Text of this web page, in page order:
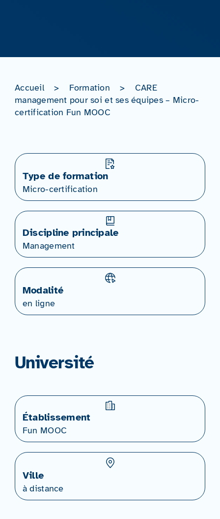
Accueil > Formation >
CARE
management pour soi et ses équipes – Micro-
certification Fun MOOC
Type de formation
Micro-certification
Discipline principale
Management
Modalité
en ligne
Université
Établissement
Fun MOOC
Ville
à distance